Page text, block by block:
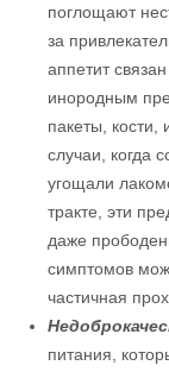
поглощают
за
аппетит
инородным
пакеты, кости,
случаи, когда
угощали
тракте, эти
даже
симптомов
частичная
питания,